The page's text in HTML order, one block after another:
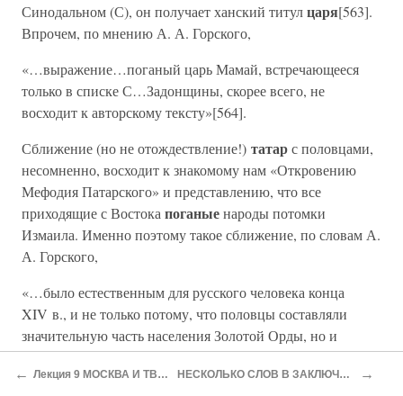
Синодальном (С), он получает ханский титулцаря[563].
Впрочем, по мнению А. А. Горского,
«…выражение…поганый царь Мамай, встречающееся
только в списке С…Задонщины, скорее всего, не
восходит к авторскому тексту»[564].
Сближение (но не отождествление!) татарс половцами,
несомненно, восходит к знакомому нам «Откровению
Мефодия Патарского» и представлению, что все
приходящие с Востока поганыенароды потомки
Измаила. Именно поэтому такое сближение, по словам А.
А. Горского,
«…было естественным для русского человека конца
XIV в., и не только потому, что половцы составляли
значительную часть населения Золотой Орды, но и
потому, что оно соответствовало историческим
представлениям, бытовавшим в Древней Руси»[565].
← Лекция 9 МОСКВА И ТВЕРЬ НЕСКОЛЬКО СЛОВ В ЗАКЛЮЧЕНИЕ →